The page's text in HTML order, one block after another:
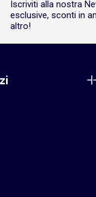
Iscriviti alla nostra
esclusive, sconti in
altro!